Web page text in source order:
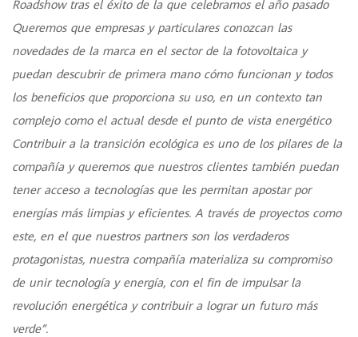
Roadshow tras el éxito de la que celebramos el año pasado
Queremos que empresas y particulares conozcan las
novedades de la marca en el sector de la fotovoltaica y
puedan descubrir de primera mano cómo funcionan y todos
los beneficios que proporciona su uso, en un contexto tan
complejo como el actual desde el punto de vista energético
Contribuir a la transición ecológica es uno de los pilares de la
compañía y queremos que nuestros clientes también puedan
tener acceso a tecnologías que les permitan apostar por
energías más limpias y eficientes. A través de proyectos como
este, en el que nuestros partners son los verdaderos
protagonistas, nuestra compañía materializa su compromiso
de unir tecnología y energía, con el fin de impulsar la
revolución energética y contribuir a lograr un futuro más
verde”.